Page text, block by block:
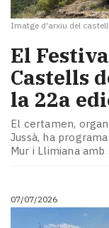
Imatge d'arxiu del
El
Castells
la 22a
El certamen,
Jussà, ha
Mur i Llimiana
07/07/2026